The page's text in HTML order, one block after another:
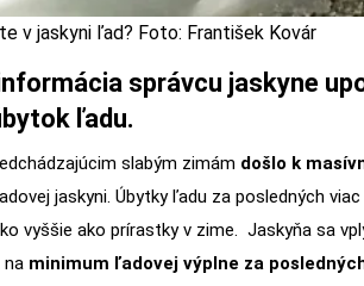
v jaskyni ľad? Foto: František Kovár
správcu jaskyne
ľadu.
slabým zimám došlo k
jaskyni. Úbytky ľadu za posledných
vyššie ako prírastky v zime. Jaskyňa sa
na minimum ľadovej výplne za